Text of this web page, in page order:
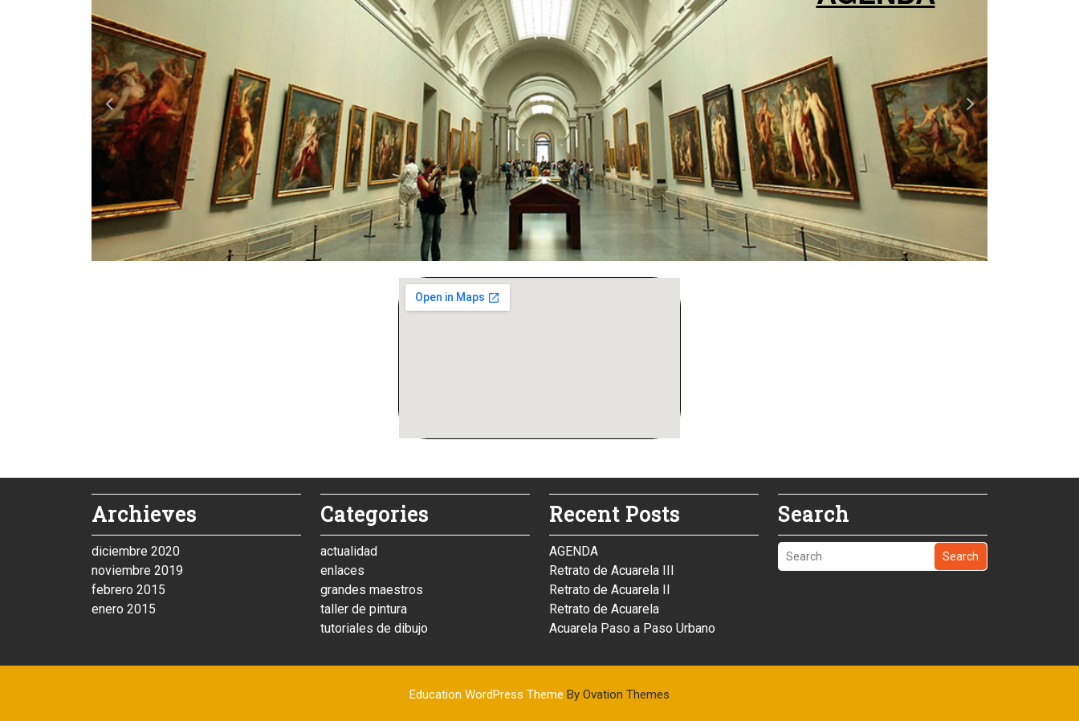
Archieves
diciembre 2020
noviembre 2019
febrero 2015
enero 2015
Categories
actualidad
enlaces
grandes maestros
taller de pintura
tutoriales de dibujo
Recent Posts
AGENDA
Retrato de Acuarela III
Retrato de Acuarela II
Retrato de Acuarela
Acuarela Paso a Paso Urbano
Search
Search
Education WordPress Theme By Ovation Themes